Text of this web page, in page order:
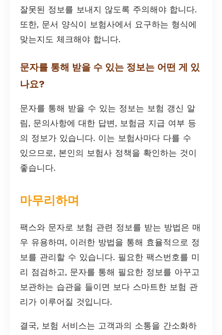
잘못된 정보를 보내지 않도록 주의해야 합니다.
또한, 문서 양식이 보험사에서 요구하는 형식에
맞는지도 체크해야 합니다.
문자를 통해 받을 수 있는 정보는 어떤 게 있
나요?
문자를 통해 받을 수 있는 정보는 보험 갱신 알
림, 문의사항에 대한 답변, 보험금 지급 여부 등
의 정보가 있습니다. 이는 보험사마다 다를 수
있으므로, 본인의 보험사 정책을 확인하는 것이
좋습니다.
마무리하며
팩스와 문자로 보험 관련 정보를 받는 방법은 매
우 유용하며, 이러한 방법을 통해 효율적으로 정
보를 관리할 수 있습니다. 필요한 팩스번호를 미
리 점검하고, 문자를 통해 필요한 정보를 아꾸고
보관하는 습관을 들이면 보다 스마트한 보험 관
리가 이루어질 것입니다.
결국, 보험 서비스는 고객과의 소통을 간소화하